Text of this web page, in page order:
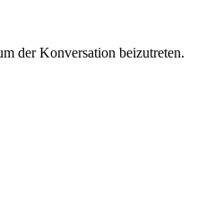
der Konversation beizutreten.